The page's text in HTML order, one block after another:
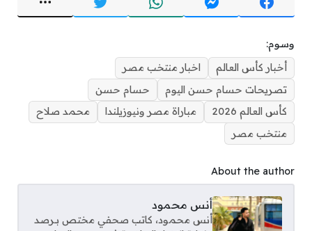
وسوم:
أخبار كأس العالم
اخبار منتخب مصر
تصريحات حسام حسن اليوم
حسام حسن
كأس العالم 2026
مباراة مصر ونيوزيلندا
محمد صلاح
منتخب مصر
About the author
أنس محمود
أنس محمود، كاتب صحفي مختص بـرصد